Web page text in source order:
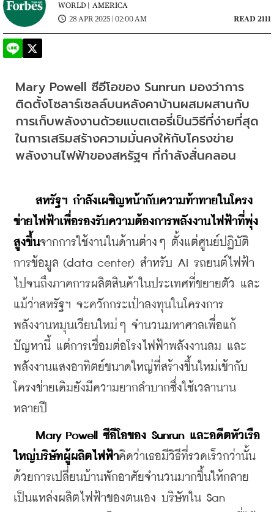
WORLD | AMERICA
28 APR 2025 | 02:00 AM
READ 2111
Mary Powell ซีอีโอของ Sunrun มองว่าการ
ติดตั้งโซลาร์เซลล์บนหลังคาบ้านผสมผสานกับ
การเก็บพลังงานด้วยแบตเตอรี่เป็นวิธีที่ง่ายที่สุด
ในการเสริมสร้างความมั่นคงให้กับโครงข่าย
พลังงานไฟฟ้าของสหรัฐฯ ที่กำลังสั่นคลอน
สหรัฐฯ กำลังเผชิญหน้ากับความท้าทายในโครง
ข่ายไฟฟ้าเพื่อรองรับความต้องการพลังงานไฟฟ้าที่พุ่ง
สูงขึ้นจากการใช้งานในด้านต่างๆ ตั้งแต่ศูนย์ปฏิบัติ
การข้อมูล (data center) สำหรับ AI รถยนต์ไฟฟ้า
ไปจนถึงภาคการผลิตสินค้าในประเทศที่ขยายตัว และ
แม้ว่าสหรัฐฯ จะควักกระเป๋าลงทุนในโครงการ
พลังงานหมุนเวียนใหม่ๆ จำนวนมหาศาลเพื่อแก้
ปัญหานี้ แต่การเชื่อมต่อโรงไฟฟ้าพลังงานลม และ
พลังงานแสงอาทิตย์ขนาดใหญ่ที่สร้างขึ้นใหม่เข้ากับ
โครงข่ายเดิมยังมีความยากลำบากซึ่งใช้เวลานาน
หลายปี
Mary Powell ซีอีโอของ Sunrun และอดีตหัวเรือ
ใหญ่บริษัทผู้ผลิตไฟฟ้าคิดว่าเธอมีวิธีที่รวดเร็วกว่านั้น
ด้วยการเปลี่ยนบ้านพักอาศัยจำนวนมากขึ้นให้กลาย
เป็นแหล่งผลิตไฟฟ้าของตนเอง บริษัทใน San